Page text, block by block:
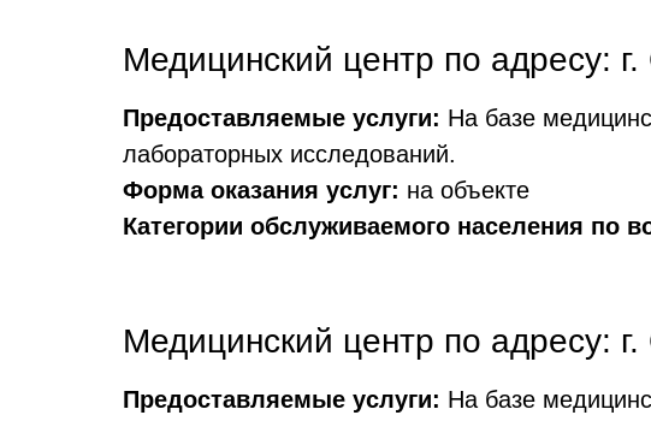
Медицинский центр по адресу:
Предоставляемые услуги: На базе
лабораторных исследований.
Форма оказания услуг: на объекте
Категории обслуживаемого населения по
Медицинский центр по адресу:
Предоставляемые услуги: На базе